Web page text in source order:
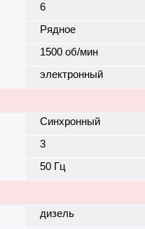
6
Рядное
1500 об/мин
электронный
Синхронный
3
50 Гц
дизель